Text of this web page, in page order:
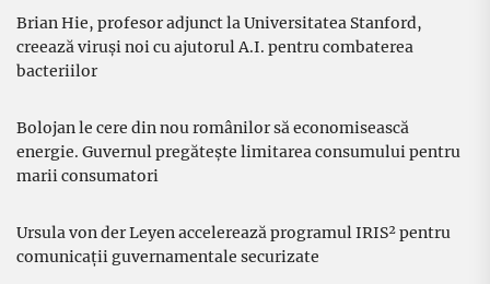
Brian Hie, profesor adjunct la Universitatea Stanford,
creează viruși noi cu ajutorul A.I. pentru combaterea
bacteriilor
Bolojan le cere din nou românilor să economisească
energie. Guvernul pregătește limitarea consumului pentru
marii consumatori
Ursula von der Leyen accelerează programul IRIS² pentru
comunicații guvernamentale securizate